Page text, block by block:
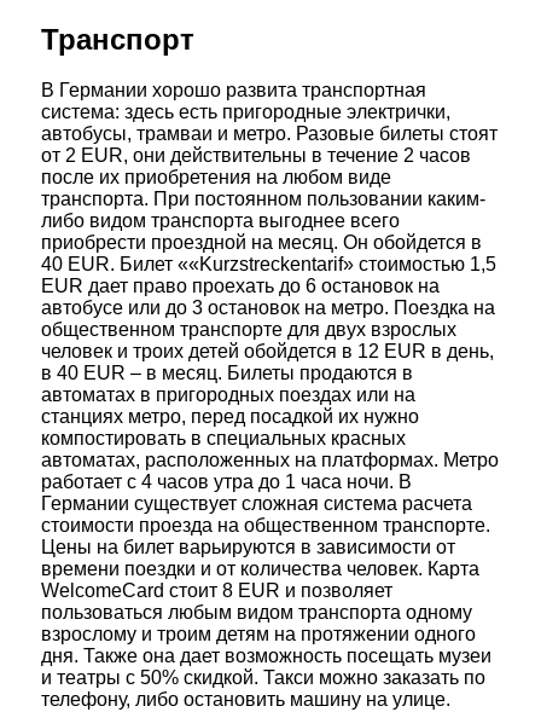
Транспорт
В Германии хорошо развита транспортная
система: здесь есть пригородные электрички,
автобусы, трамваи и метро. Разовые билеты стоят
от 2 EUR, они действительны в течение 2 часов
после их приобретения на любом виде
транспорта. При постоянном пользовании каким-
либо видом транспорта выгоднее всего
приобрести проездной на месяц. Он обойдется в
40 EUR. Билет ««Kurzstreckentarif» стоимостью 1,5
EUR дает право проехать до 6 остановок на
автобусе или до 3 остановок на метро. Поездка на
общественном транспорте для двух взрослых
человек и троих детей обойдется в 12 EUR в день,
в 40 EUR – в месяц. Билеты продаются в
автоматах в пригородных поездах или на
станциях метро, перед посадкой их нужно
компостировать в специальных красных
автоматах, расположенных на платформах. Метро
работает с 4 часов утра до 1 часа ночи. В
Германии существует сложная система расчета
стоимости проезда на общественном транспорте.
Цены на билет варьируются в зависимости от
времени поездки и от количества человек. Карта
WelcomeCard стоит 8 EUR и позволяет
пользоваться любым видом транспорта одному
взрослому и троим детям на протяжении одного
дня. Также она дает возможность посещать музеи
и театры с 50% скидкой. Такси можно заказать по
телефону, либо остановить машину на улице.